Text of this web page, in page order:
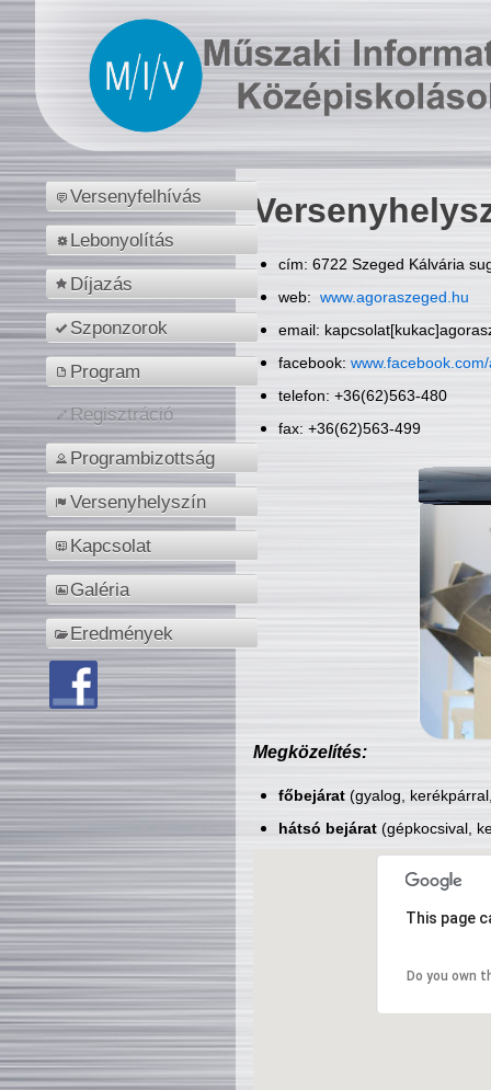
Versenyfelhívás
Lebonyolítás
Díjazás
Szponzorok
Program
Regisztráció
Programbizottság
Versenyhelyszín
Kapcsolat
Galéria
Eredmények
cím: 6722 Szeged Kálvária
web: www.agoraszeged.hu
email:
facebook:
telefon: +36(62)563-480
fax: +36(62)563-499
Megközelítés:
főbejárat(gyalog,
hátsó bejárat(gépkocsival,
This page
Do you own